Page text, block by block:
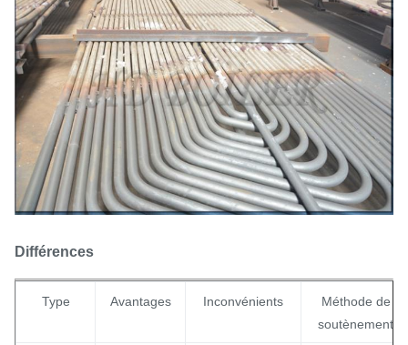
Différences
Type Avantages Inconvénients
Méthode de
soutènement